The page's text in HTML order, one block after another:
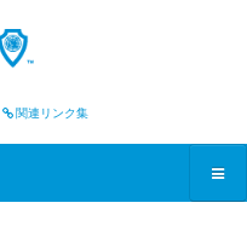
関連リンク集